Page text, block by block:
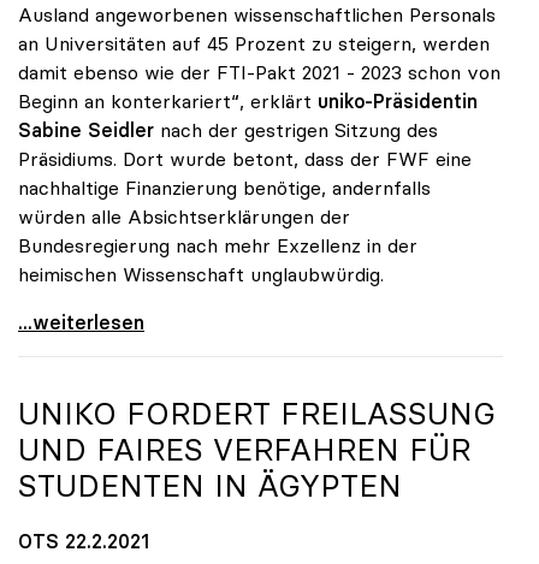
Ausland angeworbenen wissenschaftlichen Personals
an Universitäten auf 45 Prozent zu steigern, werden
damit ebenso wie der FTI-Pakt 2021 - 2023 schon von
Beginn an konterkariert“, erklärt uniko-Präsidentin
Sabine Seidler nach der gestrigen Sitzung des
Präsidiums. Dort wurde betont, dass der FWF eine
nachhaltige Finanzierung benötige, andernfalls
würden alle Absichtserklärungen der
Bundesregierung nach mehr Exzellenz in der
heimischen Wissenschaft unglaubwürdig.
uniko über Wegfall von Förderungen des
...weiterlesen
UNIKO FORDERT FREILASSUNG
UND FAIRES VERFAHREN FÜR
STUDENTEN IN ÄGYPTEN
OTS 22.2.2021